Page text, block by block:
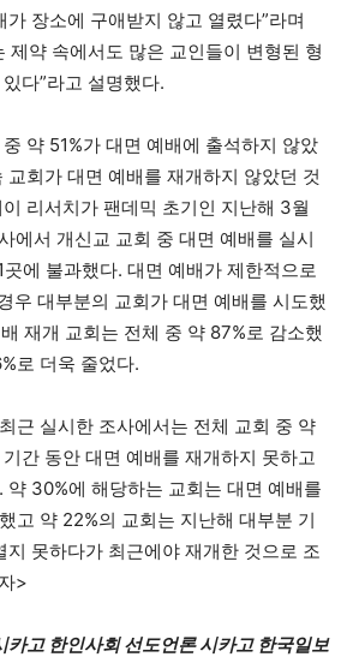
장소에 구애받지 않고 열렸다”라며
제약 속에서도 많은 교인들이 변형된 형
다”라고 설명했다.
약 51%가 대면 예배에 출석하지 않았
교회가 대면 예배를 재개하지 않았던 것
리서치가 팬데믹 초기인 지난해 3월
에서 개신교 교회 중 대면 예배를 실시
에 불과했다. 대면 예배가 제한적으로
우 대부분의 교회가 대면 예배를 시도했
재개 교회는 전체 중 약 87%로 감소했
로 더욱 줄었다.
근 실시한 조사에서는 전체 교회 중 약
간 동안 대면 예배를 재개하지 못하고
약 30%에 해당하는 교회는 대면 예배를
고 약 22%의 교회는 지난해 대부분 기
지 못하다가 최근에야 재개한 것으로 조
>
카고 한인사회 선도언론 시카고 한국일보